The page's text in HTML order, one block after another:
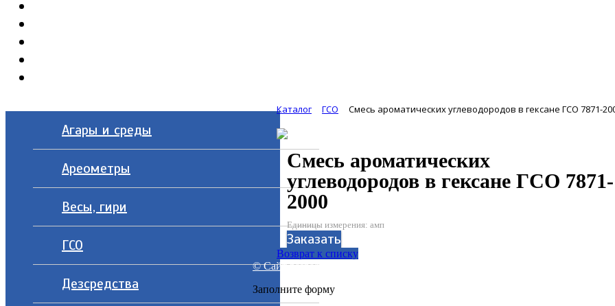
Агары и среды
Ареометры
Весы, гири
ГСО
Дезсредства
Каталог ГСО Смесь ароматических углеводородов в гексане ГСО 7871-
Смесь ароматических
углеводородов в гексане ГСО 7871-
2000
Единицы измерения: амп
Заказать
Возврат к списку
© Сайт разработан компанией Tyumen-soft.Digital
Заполните форму